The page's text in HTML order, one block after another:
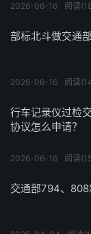
2026-06-16 阅读
部标北斗做交通
2026-06-16 阅读
行车记录仪过检
协议怎么申请？
2026-06-16 阅读
交通部794、808